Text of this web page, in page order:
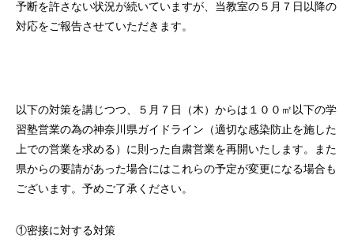
予断を許さない状況が続いていますが、当教室の５月７日以降の
対応をご報告させていただきます。
以下の対策を講じつつ、５月７日（木）からは１００㎡以下の学
習塾営業の為の神奈川県ガイドライン（適切な感染防止を施した
上での営業を求める）に則った自粛営業を再開いたします。また
県からの要請があった場合にはこれらの予定が変更になる場合も
ございます。予めご了承ください。
①密接に対する対策